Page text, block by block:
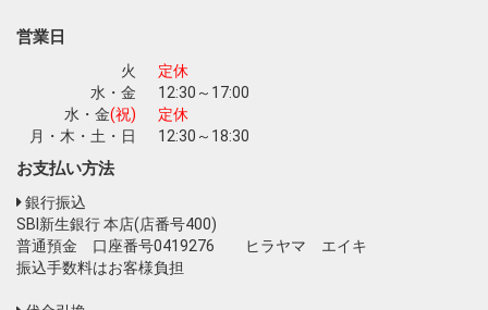
営業日
火
定休
水・金
12:30～17:00
水・金(祝)
定休
月・木・土・日
12:30～18:30
お支払い方法
銀行振込
SBI新生銀行 本店(店番号400)
普通預金 口座番号0419276 ヒラヤマ エイキ
振込手数料はお客様負担